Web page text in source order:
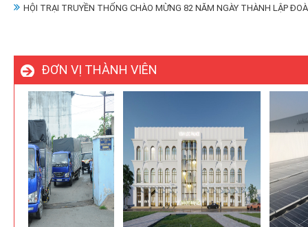
HỘI TRẠI TRUYỀN THỐNG CHÀO MỪNG 82 NĂM NGÀY THÀNH LẬP
ĐƠN VỊ THÀNH VIÊN